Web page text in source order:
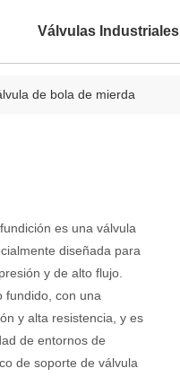
Válvulas Industriales
de bola de mierda
es una válvula
diseñada para
y de alto flujo.
fundido, con una
y alta resistencia, y es
de entornos de
de soporte de válvula